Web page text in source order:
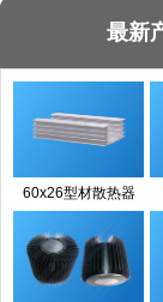
最新
60x26型材散热器